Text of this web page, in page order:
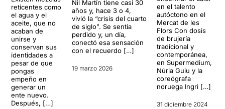
reticentes como
el agua y el
aceite, que no
acaban de
unirse y
conservan sus
identidades a
pesar de que
pongas
empeño en
generar un
ente nuevo.
Después, […]
Nil Martín tiene casi 30
años y, hace 3 o 4,
vivió la “crisis del cuarto
de siglo”. Se sentía
perdido y, un día,
conectó esa sensación
con el recuerdo […]
19 marzo 2026
en el talento
autóctono en el
Mercat de les
Flors Con dosis
de brujería
tradicional y
contemporánea,
en Supermedium,
Núria Guiu y la
coreógrafa
noruega Ingri […]
31 diciembre 2024